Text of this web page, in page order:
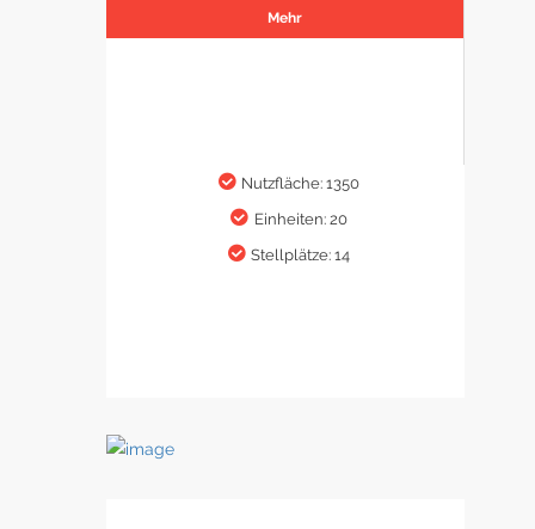
Mehr
Nutzfläche: 1350
Einheiten: 20
Stellplätze: 14